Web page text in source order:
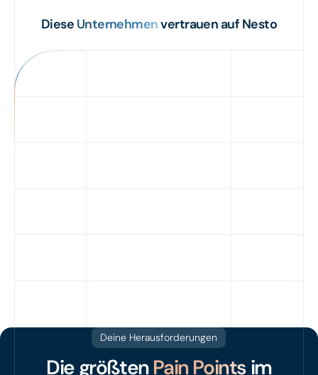
Diese Unternehmenvertrauen auf Nesto
Deine Herausforderungen
Die größtenPain Pointsim